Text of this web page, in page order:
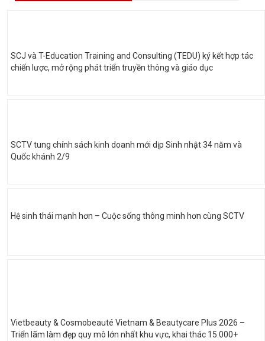
SCJ và T-Education Training and Consulting (TEDU) ký kết hợp tác
chiến lược, mở rộng phát triển truyền thông và giáo dục
SCTV tung chính sách kinh doanh mới dịp Sinh nhật 34 năm và
Quốc khánh 2/9
Hệ sinh thái mạnh hơn – Cuộc sống thông minh hơn cùng SCTV
Vietbeauty & Cosmobeauté Vietnam & Beautycare Plus 2026 –
Triển lãm làm đẹp quy mô lớn nhất khu vực, khai thác 15.000+